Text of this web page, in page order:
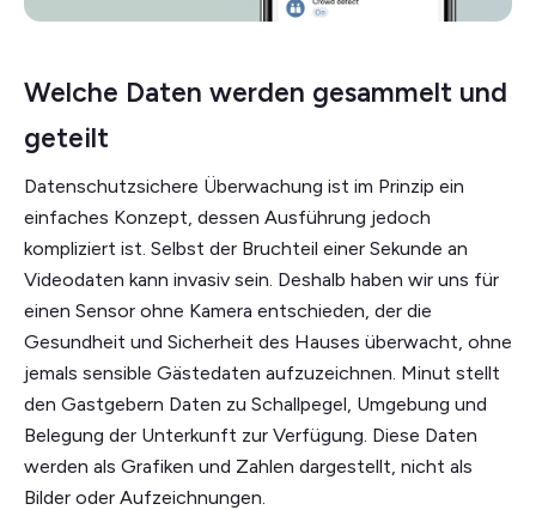
Welche Daten werden gesammelt und
geteilt
Datenschutzsichere Überwachung ist im Prinzip ein
einfaches Konzept, dessen Ausführung jedoch
kompliziert ist. Selbst der Bruchteil einer Sekunde an
Videodaten kann invasiv sein. Deshalb haben wir uns für
einen Sensor ohne Kamera entschieden, der die
Gesundheit und Sicherheit des Hauses überwacht, ohne
jemals sensible Gästedaten aufzuzeichnen. Minut stellt
den Gastgebern Daten zu Schallpegel, Umgebung und
Belegung der Unterkunft zur Verfügung. Diese Daten
werden als Grafiken und Zahlen dargestellt, nicht als
Bilder oder Aufzeichnungen.